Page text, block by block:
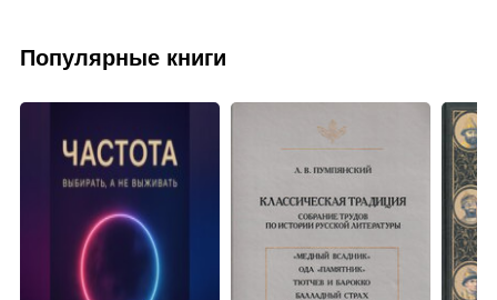
Популярные книги